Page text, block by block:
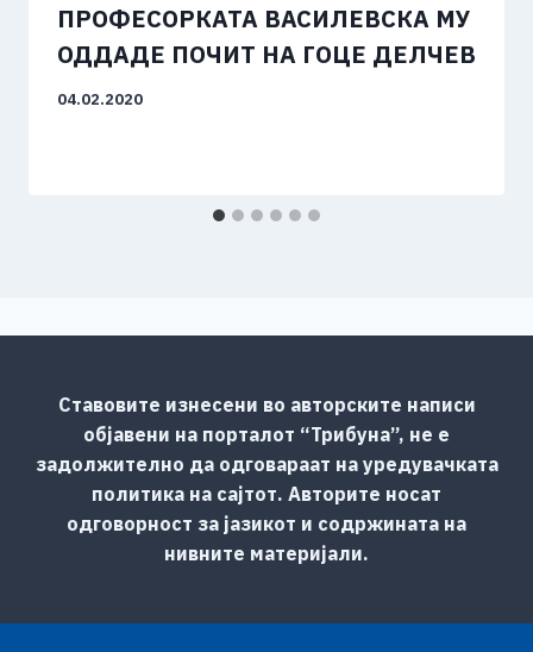
ПРОФЕСОРКАТА ВАСИЛЕВСКА МУ
ОДДАДЕ ПОЧИТ НА ГОЦЕ ДЕЛЧЕВ
04.02.2020
Ставовите изнесени во авторските написи
објавени на порталот “Трибуна”, не е
задолжително да одговараат на уредувачката
политика на сајтот. Авторите носат
одговорност за јазикот и содржината на
нивните материјали.